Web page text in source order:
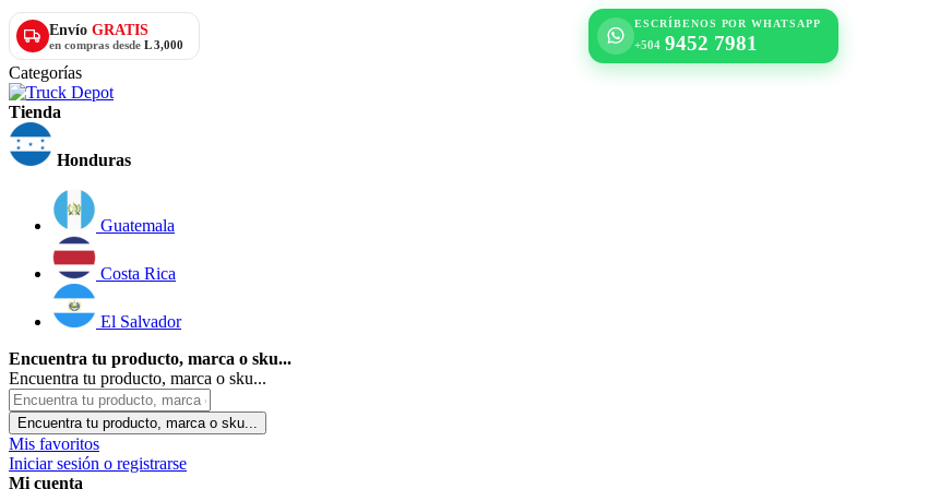
Envío GRATIS
en compras desde L 3,000
ESCRÍBENOS POR WHATSAPP
+504 9452 7981
Categorías
Tienda
Honduras
Guatemala
Costa Rica
El Salvador
Encuentra tu producto, marca o sku...
Encuentra tu producto, marca o sku...
Encuentra tu producto, marca o sku...
Mis favoritos
Iniciar sesión o registrarse
Mi cuenta